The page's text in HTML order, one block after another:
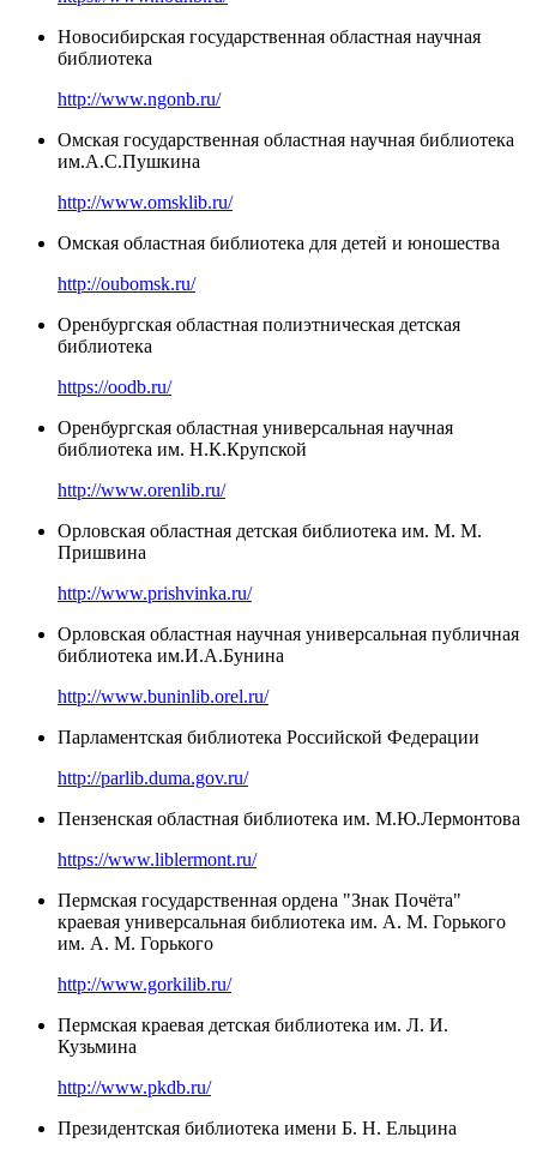
Новосибирская государственная областная научная
библиотека
http://www.ngonb.ru/
Омская государственная областная научная библиотека
им.А.С.Пушкина
http://www.omsklib.ru/
Омская областная библиотека для детей и юношества
http://oubomsk.ru/
Оренбургская областная полиэтническая детская
библиотека
https://oodb.ru/
Оренбургская областная универсальная научная
библиотека им. Н.К.Крупской
http://www.orenlib.ru/
Орловская областная детская библиотека им. М. М.
Пришвина
http://www.prishvinka.ru/
Орловская областная научная универсальная публичная
библиотека им.И.А.Бунина
http://www.buninlib.orel.ru/
Парламентская библиотека Российской Федерации
http://parlib.duma.gov.ru/
Пензенская областная библиотека им. М.Ю.Лермонтова
https://www.liblermont.ru/
Пермская государственная ордена "Знак Почёта"
краевая универсальная библиотека им. А. М. Горького
им. А. М. Горького
http://www.gorkilib.ru/
Пермская краевая детская библиотека им. Л. И.
Кузьмина
http://www.pkdb.ru/
Президентская библиотека имени Б. Н. Ельцина